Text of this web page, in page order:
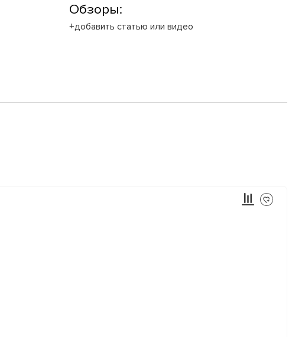
Обзоры:
+добавить статью или видео